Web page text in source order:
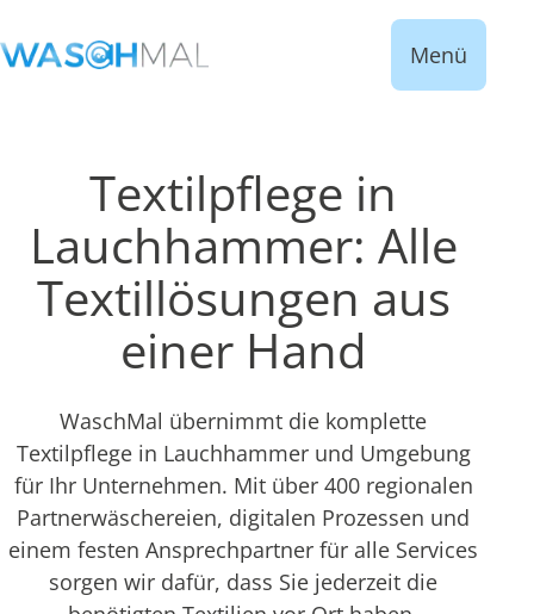
Menü
Textilpflege in
Lauchhammer: Alle
Textillösungen aus
einer Hand
WaschMal übernimmt die komplette
Textilpflege in Lauchhammer und Umgebung
für Ihr Unternehmen. Mit über 400 regionalen
Partnerwäschereien, digitalen Prozessen und
einem festen Ansprechpartner für alle Services
sorgen wir dafür, dass Sie jederzeit die